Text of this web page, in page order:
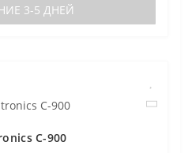
3-5 ДНЕЙ
C-900